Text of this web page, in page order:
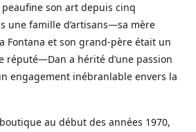
son art depuis cinq
une famille d’artisans—sa mère
Fontana et son grand-père était un
réputé—Dan a hérité d’une passion
engagement inébranlable envers la
au début des années 1970,